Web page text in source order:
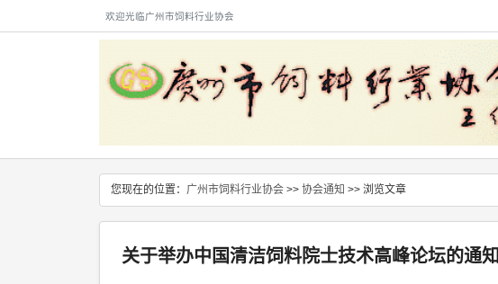
欢迎光临广州市饲料行业协会
您现在的位置： 广州市饲料行业协会 >> 协会通知 >> 浏览文章
关于举办中国清洁饲料院士技术高峰论坛的通知